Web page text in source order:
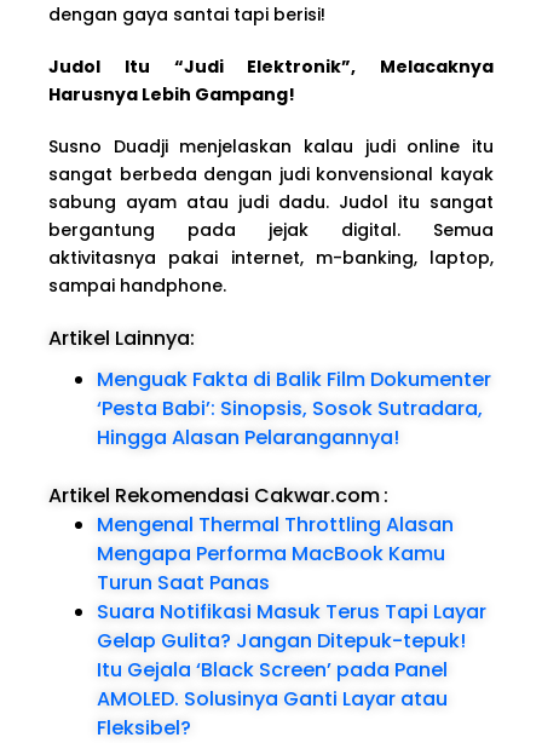
dengan gaya santai tapi berisi!
Judol Itu “Judi Elektronik”, Melacaknya
Harusnya Lebih Gampang!
Susno Duadji menjelaskan kalau judi online itu
sangat berbeda dengan judi konvensional kayak
sabung ayam atau judi dadu. Judol itu sangat
bergantung pada jejak digital. Semua
aktivitasnya pakai internet, m-banking, laptop,
sampai handphone.
Artikel Lainnya:
Menguak Fakta di Balik Film Dokumenter
‘Pesta Babi’: Sinopsis, Sosok Sutradara,
Hingga Alasan Pelarangannya!
Artikel Rekomendasi Cakwar.com:
Mengenal Thermal Throttling Alasan
Mengapa Performa MacBook Kamu
Turun Saat Panas
Suara Notifikasi Masuk Terus Tapi Layar
Gelap Gulita? Jangan Ditepuk-tepuk!
Itu Gejala ‘Black Screen’ pada Panel
AMOLED. Solusinya Ganti Layar atau
Fleksibel?